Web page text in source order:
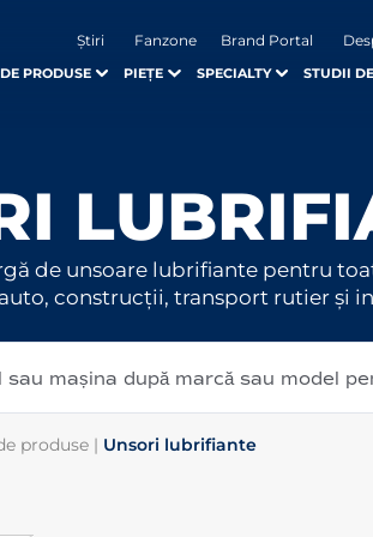
Știri Fanzone Brand Portal
PRODUSE PIEȚE SPECIALTY STUDII
de unsoare lubrifiante pentru
construcții, transport rutier și
sau mașina după marcă sau model
produse | Unsori lubrifiante